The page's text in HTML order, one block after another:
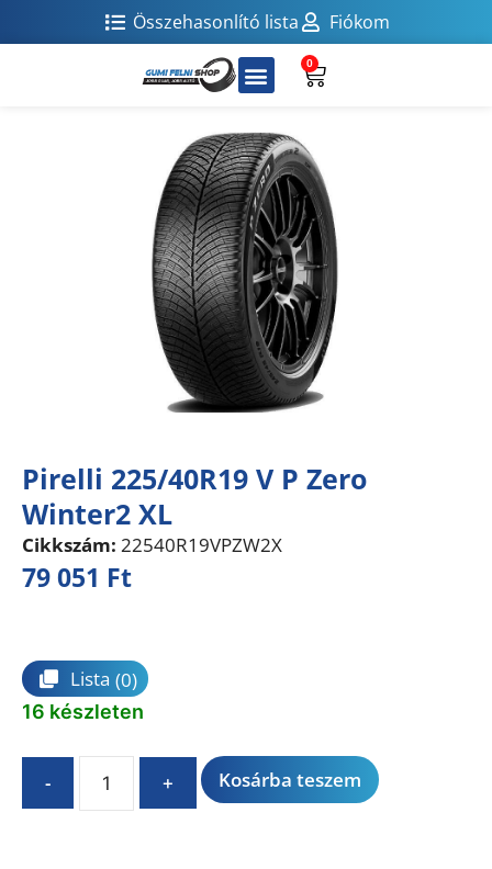
Összehasonlító lista Fiókom
0
Pirelli 225/40R19 V P Zero
Winter2 XL
Cikkszám: 22540R19VPZW2X
79 051 Ft
Lista (0)
16 készleten
- + Kosárba teszem